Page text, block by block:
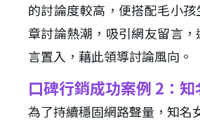
的討論度較高，便搭配毛小
章討論熱潮，吸引網友留言
言置入，藉此領導討論風向。
口碑行銷成功案例 2：
為了持續穩固網路聲量，知名